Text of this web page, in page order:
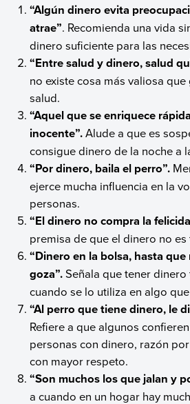
“Algún dinero evita
atrae”. Recomienda una vida
dinero suficiente para las
“Entre salud y dinero, salud
no existe cosa más valiosa
salud.
“Aquel que se enriquece
inocente”.Alude a que es
consigue dinero de la noche a
“Por dinero, baila el perro”.
ejerce mucha influencia en la
personas.
“El dinero no compra la
premisa de que el dinero no
“Dinero en la bolsa, hasta
goza”.Señala que tener
cuando se lo utiliza en algo
“Al perro que tiene dinero, le
Refiere a que algunos
personas con dinero, razón
con mayor respeto.
“Son muchos los que jalan y
a cuando en un hogar hay